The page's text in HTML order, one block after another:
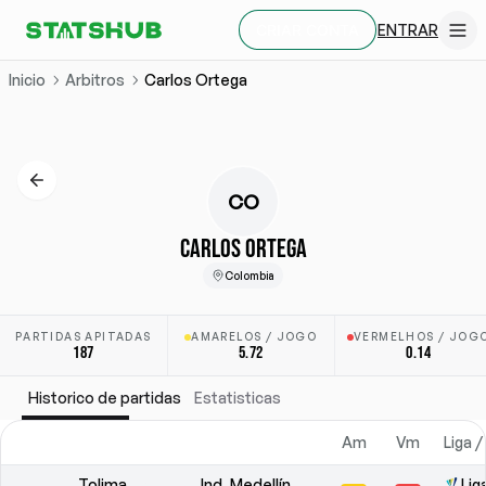
ENTRAR
Inicio Arbitros Carlos Ortega
CO
CARLOS ORTEGA
Colombia
PARTIDAS APITADAS
187
AMARELOS / JOGO
5.72
VERMELHOS /
0.14
Historico de partidas Estatisticas
Am Vm Liga